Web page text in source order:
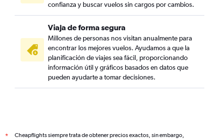
confianza y buscar vuelos sin cargos por cambios.
Viaja de forma segura
Millones de personas nos visitan anualmente para
encontrar los mejores vuelos. Ayudamos a que la
planificación de viajes sea fácil, proporcionando
información útil y gráficos basados en datos que
pueden ayudarte a tomar decisiones.
*
Cheapflights siempre trata de obtener precios exactos, sin embargo,